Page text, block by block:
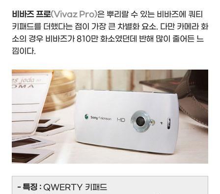
비바즈 프로(Vivaz Pro)은 뿌리랄 수 있는 비바즈에 쿼티
키패드를 더했다는 점이 가장 큰 차별화 요소. 다만 카메라 화
소의 경우 비바즈가 810만 화소였던데 반해 많이 줄어든 느
낌이다.
- 특징 : QWERTY 키패드